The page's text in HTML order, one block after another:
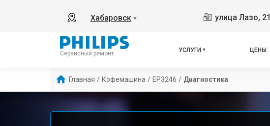
Хабаровск ▼ улица Лазо, 21
Сервисный ремонт
УСЛУГИ ЦЕНЫ
Главная / Кофемашина / EP3246 / Диагностика